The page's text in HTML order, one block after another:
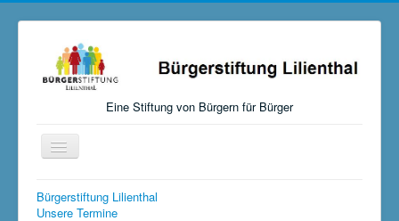
Eine Stiftung von Bürgern für Bürger
Navigation
an/aus
Startseite
Bürgerstiftung Lilienthal
Unsere Termine